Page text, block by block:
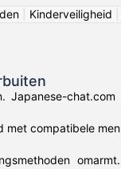
Kinderveiligheid
Japanese-
compatibele